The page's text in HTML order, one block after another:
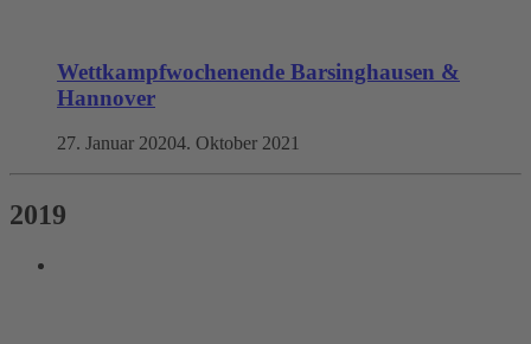
Wettkampfwochenende Barsinghausen &
Hannover
27. Januar 20204. Oktober 2021
2019